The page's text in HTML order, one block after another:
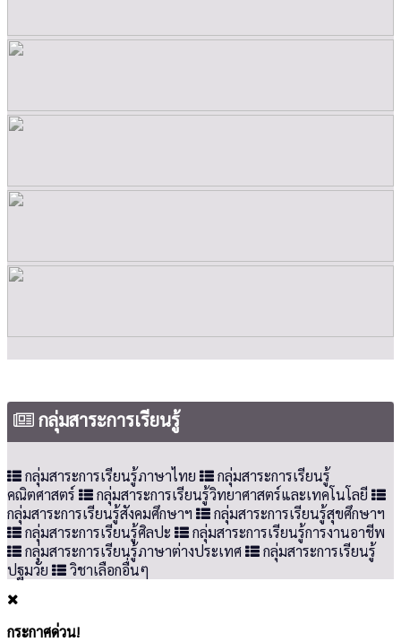
กลุ่มสาระการเรียนรู้
กลุ่มสาระการเรียนรู้ภาษาไทย
กลุ่มสาระการเรียนรู้
คณิตศาสตร์
กลุ่มสาระการเรียนรู้วิทยาศาสตร์และเทคโนโลยี
กลุ่มสาระการเรียนรู้สังคมศึกษาฯ
กลุ่มสาระการเรียนรู้สุขศึกษาฯ
กลุ่มสาระการเรียนรู้ศิลปะ
กลุ่มสาระการเรียนรู้การงานอาชีพ
กลุ่มสาระการเรียนรู้ภาษาต่างประเทศ
กลุ่มสาระการเรียนรู้
ปฐมวัย
วิชาเลือกอื่นๆ
กระกาศด่วน!